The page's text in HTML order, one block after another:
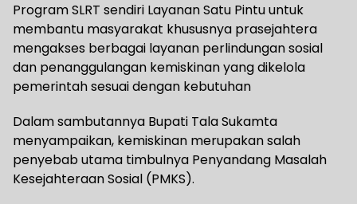
Program SLRT sendiri Layanan Satu Pintu untuk
membantu masyarakat khususnya prasejahtera
mengakses berbagai layanan perlindungan sosial
dan penanggulangan kemiskinan yang dikelola
pemerintah sesuai dengan kebutuhan
Dalam sambutannya Bupati Tala Sukamta
menyampaikan, kemiskinan merupakan salah
penyebab utama timbulnya Penyandang Masalah
Kesejahteraan Sosial (PMKS).